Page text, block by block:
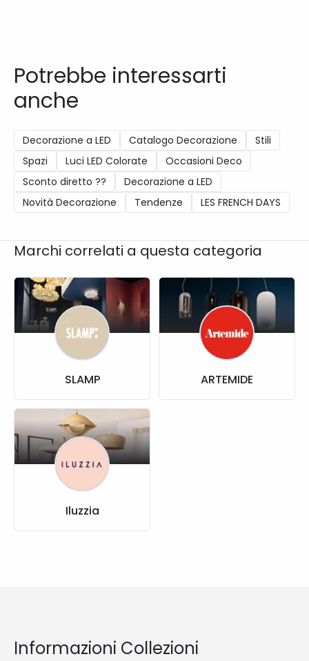
Potrebbe interessarti
anche
Decorazione a LED Catalogo Decorazione
Stili
Spazi
Luci LED Colorate
Occasioni Deco
Sconto diretto ??
Decorazione a LED
Novità Decorazione
Tendenze LES FRENCH DAYS
Marchi correlati a questa categoria
SLAMP ARTEMIDE
Iluzzia
Informazioni Collezioni